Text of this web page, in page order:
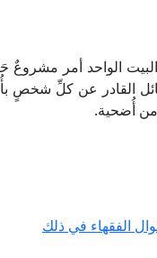
الواحد أمر مشروعٌ
القادر عن كلِّ شخصٍ
أُضحية.
الفقهاء في ذلك